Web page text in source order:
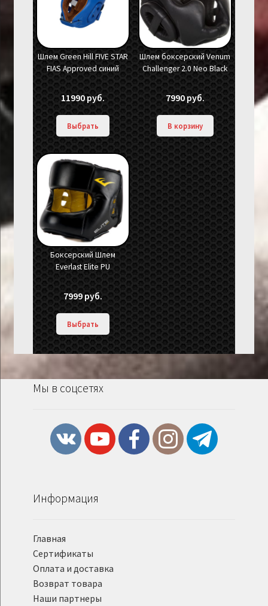
Шлем Green Hill FIVE STAR
FIAS Approved синий
11990руб.
Выбрать
Шлем боксерский Venum
Challenger 2.0 Neo Black
7990руб.
В корзину
Боксерский Шлем
Everlast Elite PU
7999 руб.
Выбрать
Мы в соцсетях
Информация
Главная
Сертификаты
Оплата и доставка
Возврат товара
Наши партнеры